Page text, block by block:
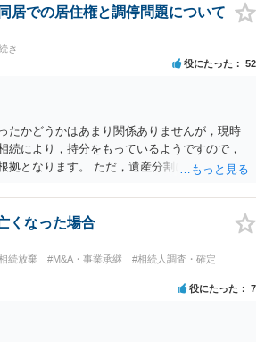
居での居住権と調停問題について
き
役にたった 52
たかどうかはあまり関係ありませんが，現時
続により，持分をもっているようですので，
拠となります。 ただ，遺産分割により，母の
くなった場合
続放棄 #M&A・事業承継
#相続人調査・確定
役にたった 7